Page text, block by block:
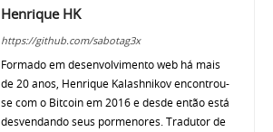
Henrique HK
https://github.com/sabotag3x
Formado em desenvolvimento web há mais
de 20 anos, Henrique Kalashnikov encontrou-
se com o Bitcoin em 2016 e desde então está
desvendando seus pormenores. Tradutor de